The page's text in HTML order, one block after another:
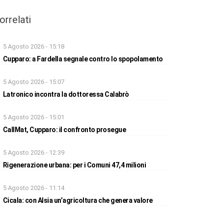
5 Agosto 2026 - 15:18
Cupparo: a Fardella segnale contro lo spopolamento
5 Agosto 2026 - 15:07
Latronico incontra la dottoressa Calabrò
5 Agosto 2026 - 15:01
CallMat, Cupparo: il confronto prosegue
5 Agosto 2026 - 12:39
Rigenerazione urbana: per i Comuni 47,4 milioni
5 Agosto 2026 - 11:14
Cicala: con Alsia un’agricoltura che genera valore